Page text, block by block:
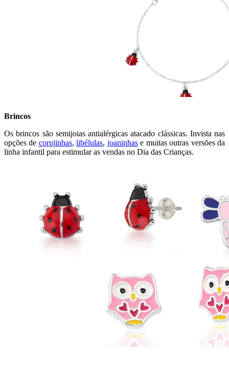
Brincos
Os brincos são semijoias antialérgicas atacado clássicas. Invista nas
opções de corujinhas,libélulas, joaninhase muitas outras versões da
linha infantil para estimular as vendas no Dia das Crianças.